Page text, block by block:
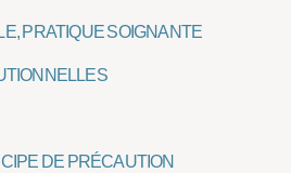
PRATIQUE SOIGNANTE
DE PRÉCAUTION